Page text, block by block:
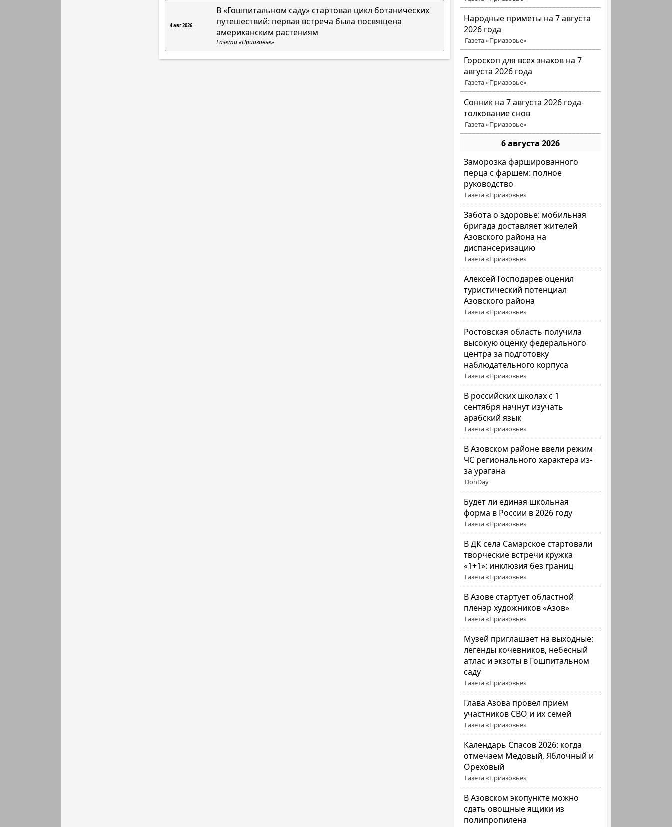
Народные приметы на 7 августа
2026 года
Газета «Приазовье»
Гороскоп для всех знаков на 7
августа 2026 года
Газета «Приазовье»
Сонник на 7 августа 2026 года-
толкование снов
Газета «Приазовье»
6 августа 2026
Заморозка фаршированного
перца с фаршем: полное
руководство
Газета «Приазовье»
Забота о здоровье: мобильная
бригада доставляет жителей
Азовского района на
диспансеризацию
Газета «Приазовье»
Алексей Господарев оценил
туристический потенциал
Азовского района
Газета «Приазовье»
Ростовская область получила
высокую оценку федерального
центра за подготовку
наблюдательного корпуса
Газета «Приазовье»
В российских школах с 1
сентября начнут изучать
арабский язык
Газета «Приазовье»
В Азовском районе ввели режим
ЧС регионального характера из-
за урагана
DonDay
Будет ли единая школьная
форма в России в 2026 году
Газета «Приазовье»
В ДК села Самарское стартовали
творческие встречи кружка
«1+1»: инклюзия без границ
Газета «Приазовье»
В Азове стартует областной
пленэр художников «Азов»
Газета «Приазовье»
Музей приглашает на выходные:
легенды кочевников, небесный
атлас и экзоты в Гошпитальном
саду
Газета «Приазовье»
Глава Азова провел прием
участников СВО и их семей
Газета «Приазовье»
Календарь Спасов 2026: когда
отмечаем Медовый, Яблочный и
Ореховый
Газета «Приазовье»
В Азовском экопункте можно
сдать овощные ящики из
полипропилена
4 авг 2026
В «Гошпитальном саду» стартовал цикл ботанических
путешествий: первая встреча была посвящена
американским растениям
Газета «Приазовье»